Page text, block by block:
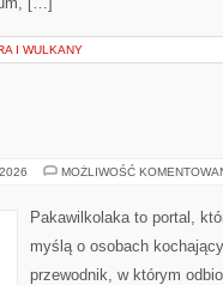
I WULKANY
MOŻLIWOŚĆ
Pakawilkolaka to portal,
myślą o osobach
przewodnik, w którym